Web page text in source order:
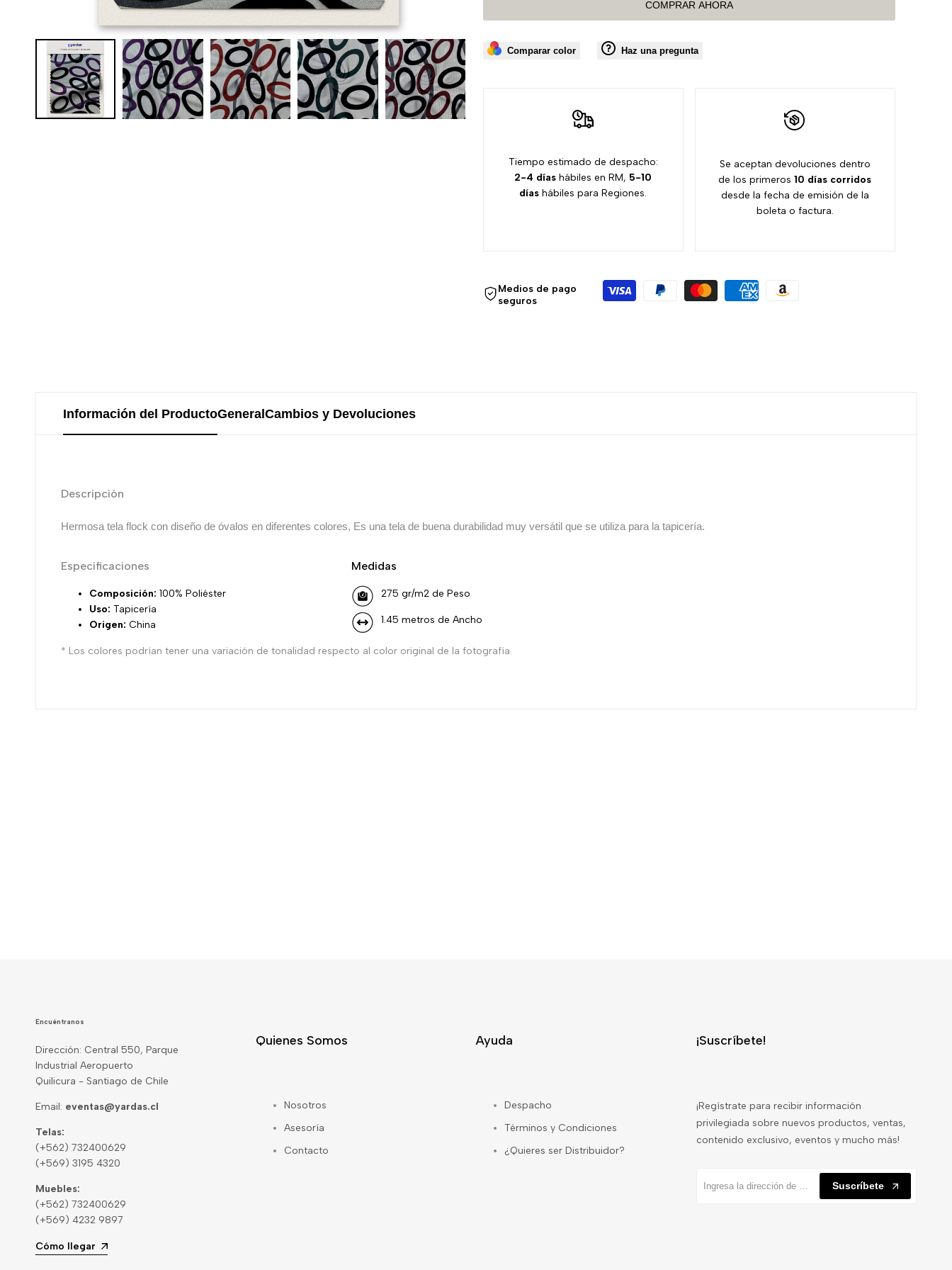
COMPRAR AHORA
Comparar color Haz una pregunta
Tiempo estimado de despacho:
2-4 días hábiles en RM, 5-10
días hábiles para Regiones.
Se aceptan devoluciones dentro
de los primeros10 días corridos
desde la fecha de emisión de la
boleta o factura.
Medios de pago
seguros
Información del ProductoGeneral Cambios y Devoluciones
Descripción
Hermosa tela flock con diseño de óvalos en diferentes colores, Es una tela de buena durabilidad muy versátil que se utiliza para la tapicería.
Especificaciones
Composición: 100% Poliéster
Uso: Tapicería
Origen: China
Medidas
275 gr/m2 de Peso
1.45 metros de Ancho
* Los colores podrían tener una variación de tonalidad respecto al color original de la fotografía.
Encuéntranos
Dirección: Central 550, Parque
Industrial Aeropuerto
Quilicura - Santiago de Chile
Email: eventas@yardas.cl
Telas:
(+562) 732400629
(+569) 3195 4320
Muebles:
(+562) 732400629
(+569) 4232 9897
Cómo llegar
Quienes Somos
Nosotros
Asesoría
Contacto
Ayuda
Despacho
Términos y Condiciones
¿Quieres ser Distribuidor?
¡Suscríbete!
¡Regístrate para recibir información
privilegiada sobre nuevos productos, ventas,
contenido exclusivo, eventos y mucho más!
Suscríbete